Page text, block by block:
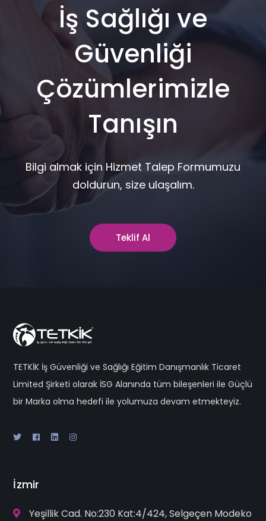
İş Sağlığı ve
Güvenliği
Çözümlerimizle
Tanışın
Bilgi almak için Hizmet Talep Formumuzu
doldurun, size ulaşalım.
Teklif Al
TETKİK İş Güvenliği ve Sağlığı Eğitim Danışmanlık Ticaret
Limited Şirketi olarak İSG Alanında tüm bileşenleri ile Güçlü
bir Marka olma hedefi ile yolumuza devam etmekteyiz.
İzmir
Yeşillik Cad. No:230 Kat:4/424, Selgeçen Modeko